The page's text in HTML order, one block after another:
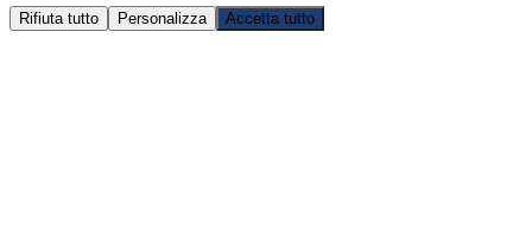
Rifiuta tutto Personalizza Accetta tutto